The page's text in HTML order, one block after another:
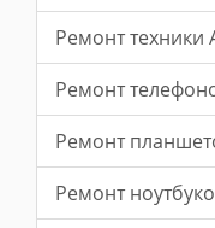
Ремонт техники
Ремонт
Ремонт
Ремонт